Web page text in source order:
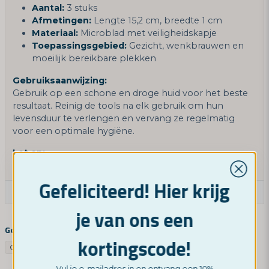
Aantal: 3 stuks
Afmetingen: Lengte 15,2 cm, breedte 1 cm
Materiaal: Microblad met veiligheidskapje
Toepassingsgebied: Gezicht, wenkbrauwen en
moeilijk bereikbare plekken
Gebruiksaanwijzing:
Gebruik op een schone en droge huid voor het beste
resultaat. Reinig de tools na elk gebruik om hun
levensduur te verlengen en vervang ze regelmatig
voor een optimale hygiëne.
Let op:
Stel een productvraag
Vraag ons iets over dit product ...
Gerelateerde categorieën
Google SV Google UK
Gefeliciteerd! Hier krijg
je van ons een
kortingscode!